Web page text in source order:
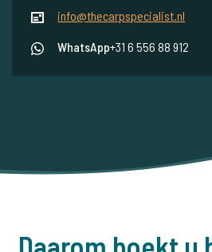
info@thecarpspecialist.nl
WhatsApp+31 6 556 88 912